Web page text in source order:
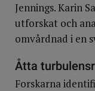
Jennings. Karin
utforskat och
omvårdnad i en
Åtta
Forskarna